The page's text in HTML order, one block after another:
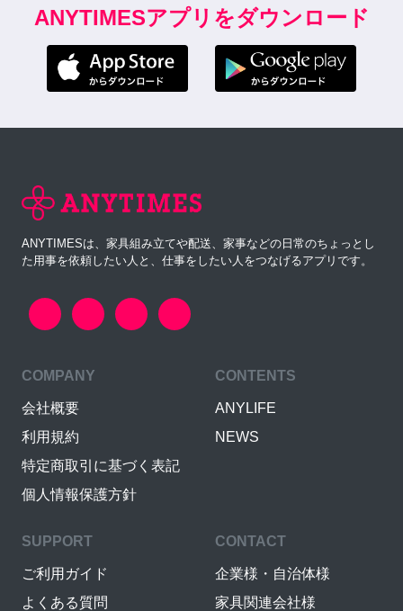
ANYTIMESアプリをダウンロード
ANYTIMESは、家具組み立てや配送、家事などの日常のちょっとし
た用事を依頼したい人と、仕事をしたい人をつなげるアプリです。
COMPANY
会社概要
利用規約
特定商取引に基づく表記
個人情報保護方針
CONTENTS
ANYLIFE
NEWS
SUPPORT
ご利用ガイド
よくある質問
CONTACT
企業様・自治体様
家具関連会社様